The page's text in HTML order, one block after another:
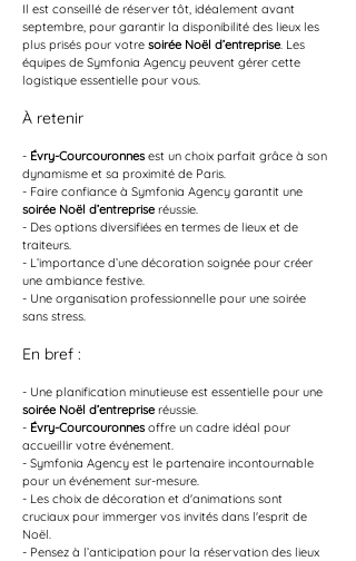
Il est conseillé de réserver tôt, idéalement avant
septembre, pour garantir la disponibilité des lieux les
plus prisés pour votre soirée Noël d’entreprise. Les
équipes de Symfonia Agency peuvent gérer cette
logistique essentielle pour vous.
À retenir
- Évry-Courcouronnes est un choix parfait grâce à son
dynamisme et sa proximité de Paris.
- Faire confiance à Symfonia Agency garantit une
soirée Noël d’entreprise réussie.
- Des options diversifiées en termes de lieux et de
traiteurs.
- L’importance d’une décoration soignée pour créer
une ambiance festive.
- Une organisation professionnelle pour une soirée
sans stress.
En bref :
- Une planification minutieuse est essentielle pour une
soirée Noël d’entreprise réussie.
- Évry-Courcouronnes offre un cadre idéal pour
accueillir votre événement.
- Symfonia Agency est le partenaire incontournable
pour un événement sur-mesure.
- Les choix de décoration et d'animations sont
cruciaux pour immerger vos invités dans l'esprit de
Noël.
- Pensez à l’anticipation pour la réservation des lieux